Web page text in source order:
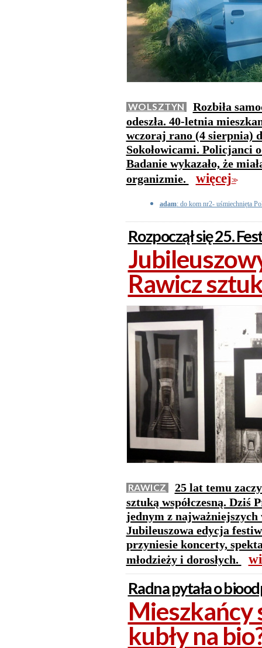
WOLSZTYN
Rozbiła
odeszła. 40-letnia
wczoraj rano (4 sierpnia)
Sokołowicami. Policjanci
Badanie wykazało, że
organizmie.
więcej>>
adam: do kom nr2- uśmiechnięta
Rozpoczął się 25.
Rawicz
RAWICZ
25 lat temu
sztuką współczesną. Dziś
jednym z
Jubileuszowa edycja
przyniesie koncerty,
młodzieży i dorosłych.
Radna pytała o
Mieszkańcy
kubły na